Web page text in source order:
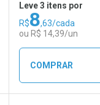
Ativar Desconto
Comprar sem
Comprar sem
Leve 3 itens por
R$8,63/cada
ou R$ 14,39/un
COMPRAR